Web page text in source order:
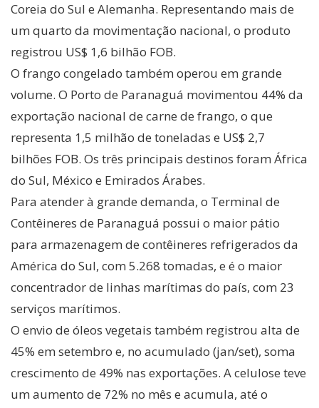
Coreia do Sul e Alemanha. Representando mais de
um quarto da movimentação nacional, o produto
registrou US$ 1,6 bilhão FOB.
O frango congelado também operou em grande
volume. O Porto de Paranaguá movimentou 44% da
exportação nacional de carne de frango, o que
representa 1,5 milhão de toneladas e US$ 2,7
bilhões FOB. Os três principais destinos foram África
do Sul, México e Emirados Árabes.
Para atender à grande demanda, o Terminal de
Contêineres de Paranaguá possui o maior pátio
para armazenagem de contêineres refrigerados da
América do Sul, com 5.268 tomadas, e é o maior
concentrador de linhas marítimas do país, com 23
serviços marítimos.
O envio de óleos vegetais também registrou alta de
45% em setembro e, no acumulado (jan/set), soma
crescimento de 49% nas exportações. A celulose teve
um aumento de 72% no mês e acumula, até o